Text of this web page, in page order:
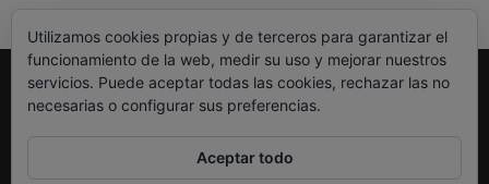
Legal
Utilizamos cookies propias y de terceros para garantizar el
funcionamiento de la web, medir su uso y mejorar nuestros
servicios. Puede aceptar todas las cookies, rechazar las no
necesarias o configurar sus preferencias.
Aceptar todo